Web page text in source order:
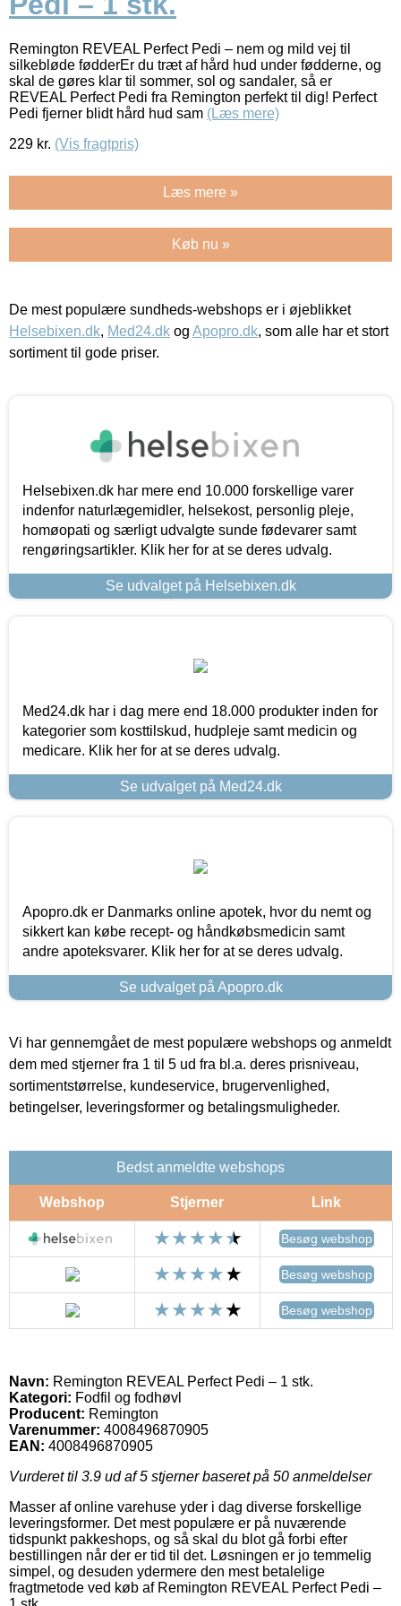
Remington REVEAL Perfect Pedi – nem og mild vej til
silkebløde fødderEr du træt af hård hud under fødderne, og
skal de gøres klar til sommer, sol og sandaler, så er
REVEAL Perfect Pedi fra Remington perfekt til dig! Perfect
Pedi fjerner blidt hård hud sam (Læs mere)
229 kr. (Vis fragtpris)
Læs mere »
Køb nu »
De mest populære sundheds-webshops er i øjeblikket
Helsebixen.dk, Med24.dk og Apopro.dk, som alle har et stort
sortiment til gode priser.
Helsebixen.dk har mere end 10.000 forskellige varer
indenfor naturlægemidler, helsekost, personlig pleje,
homøopati og særligt udvalgte sunde fødevarer samt
rengøringsartikler. Klik her for at se deres udvalg.
Se udvalget på Helsebixen.dk
Med24.dk har i dag mere end 18.000 produkter inden for
kategorier som kosttilskud, hudpleje samt medicin og
medicare. Klik her for at se deres udvalg.
Se udvalget på Med24.dk
Apopro.dk er Danmarks online apotek, hvor du nemt og
sikkert kan købe recept- og håndkøbsmedicin samt
andre apoteksvarer. Klik her for at se deres udvalg.
Se udvalget på Apopro.dk
Vi har gennemgået de mest populære webshops og anmeldt
dem med stjerner fra 1 til 5 ud fra bl.a. deres prisniveau,
sortimentstørrelse, kundeservice, brugervenlighed,
betingelser, leveringsformer og betalingsmuligheder.
Bedst anmeldte webshops
Webshop Stjerner Link
Besøg webshop
Besøg webshop
Besøg webshop
Navn: Remington REVEAL Perfect Pedi – 1 stk.
Kategori: Fodfil og fodhøvl
Producent: Remington
Varenummer: 4008496870905
EAN: 4008496870905
Vurderet til 3.9 ud af 5 stjerner baseret på 50 anmeldelser
Masser af online varehuse yder i dag diverse forskellige
leveringsformer. Det mest populære er på nuværende
tidspunkt pakkeshops, og så skal du blot gå forbi efter
bestillingen når der er tid til det. Løsningen er jo temmelig
simpel, og desuden ydermere den mest betalelige
fragtmetode ved køb af Remington REVEAL Perfect Pedi –